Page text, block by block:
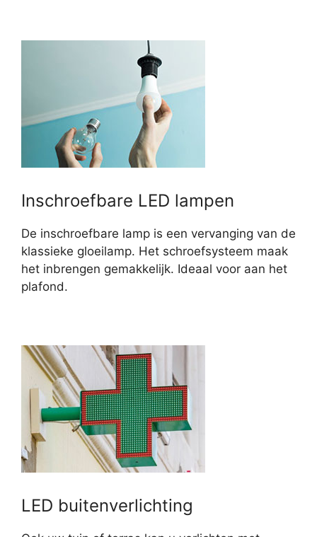
Inschroefbare LED lampen
De inschroefbare lamp is een vervanging van de
klassieke gloeilamp. Het schroefsysteem maak
het inbrengen gemakkelijk. Ideaal voor aan het
plafond.
LED buitenverlichting